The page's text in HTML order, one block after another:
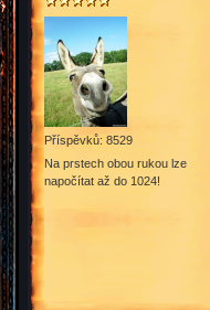
Příspěvků: 8529
Na prstech obou rukou lze
napočítat až do 1024!